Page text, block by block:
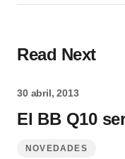
Read Next
30 abril, 2013
El BB Q10
NOVEDADES